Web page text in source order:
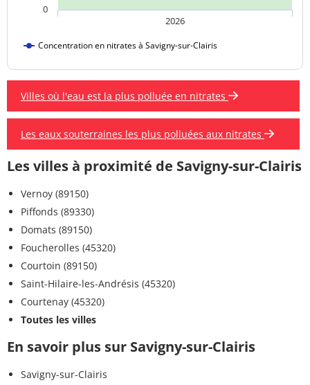
Concentration en nitrates à Savigny-sur-Clairis
2026
0
Villes où l'eau est la plus polluée en nitrates
Les eaux souterraines les plus polluées aux nitrates
Les villes à proximité de Savigny-sur-Clairis
Vernoy (89150)
Piffonds (89330)
Domats (89150)
Foucherolles (45320)
Courtoin (89150)
Saint-Hilaire-les-Andrésis (45320)
Courtenay (45320)
Toutes les villes
En savoir plus sur Savigny-sur-Clairis
Savigny-sur-Clairis